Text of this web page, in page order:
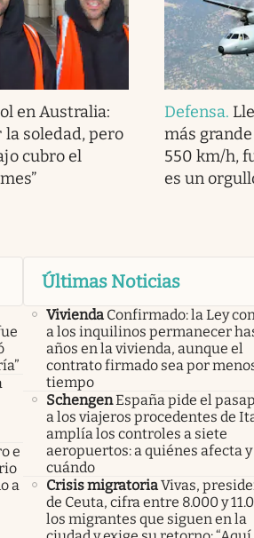
en Australia:
la soledad, pero
cubro el
Defensa.
más
550 km/h,
es un
e
a
Últimas Noticias
Vivienda Confirmado: la Ley
a los inquilinos permanecer
años en la vivienda, aunque el
contrato firmado sea por
tiempo
SchengenEspaña pide el
a los viajeros procedentes de
amplía los controles a siete
aeropuertos: a quiénes afecta
cuándo
Crisis migratoriaVivas,
de Ceuta, cifra entre 8.000 y
los migrantes que siguen en la